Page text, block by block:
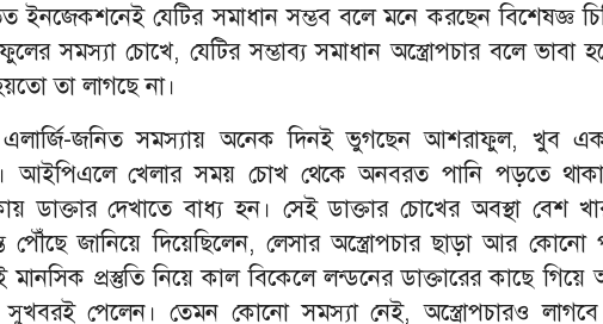
ইনজেকশনেই যেটির সমাধান সম্ভব বলে মনে করছেন বিশেষজ্ঞ
সমস্যা চোখে, যেটির সম্ভাব্য সমাধান অস্ত্রোপচার বলে ভাবা
তা লাগছে না।
জনিত সমস্যায় অনেক দিনই ভুগছেন আশরাফুল, খুব
আইপিএলে খেলার সময় চোখ থেকে অনবরত পানি পড়তে
ডাক্তার দেখাতে বাধ্য হন। সেই ডাক্তার চোখের অবস্থা বেশ
পৌঁছে জানিয়ে দিয়েছিলেন, লেসার অস্ত্রোপচার ছাড়া আর কোনো
মানসিক প্রস্তুতি নিয়ে কাল বিকেলে লন্ডনের ডাক্তারের কাছে
পেলেন। তেমন কোনো সমস্যা নেই, অস্ত্রোপচারও